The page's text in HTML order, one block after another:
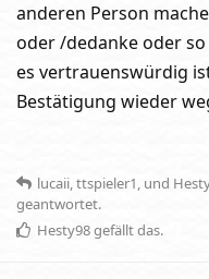
anderen Person
oder /dedanke oder
es vertrauenswürdig
Bestätigung wieder
lucaii,ttspieler1, und
geantwortet.
Hesty98gefällt das.